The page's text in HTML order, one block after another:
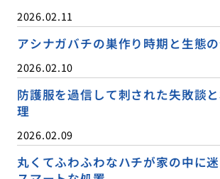
2026.02.11
アシナガバチの巣作り時期と生態
2026.02.10
防護服を過信して刺された失敗談
理
2026.02.09
丸くてふわふわなハチが家の中に